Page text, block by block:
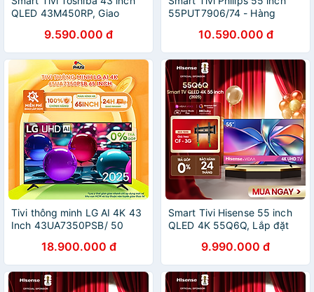
QLED 43M450RP, Giao
24 Tháng, Hàng Chính Hãng
9.590.000 đ
55PUT7906/74 - Hàng
10.590.000 đ
Tivi thông minh LG AI 4K 43
Inch 43UA7350PSB/ 50
Inch 55UA7350PSB/ 65
Inch 65UA7350PSB - Hàng
chính hãng, Mới 100
18.900.000 đ
Smart Tivi Hisense 55 inch
QLED 4K 55Q6Q, Lắp đặt
9.990.000 đ